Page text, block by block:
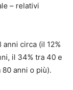
– relativi
anni circa (il 12%
il 34% tra 40 e
80 anni o più).